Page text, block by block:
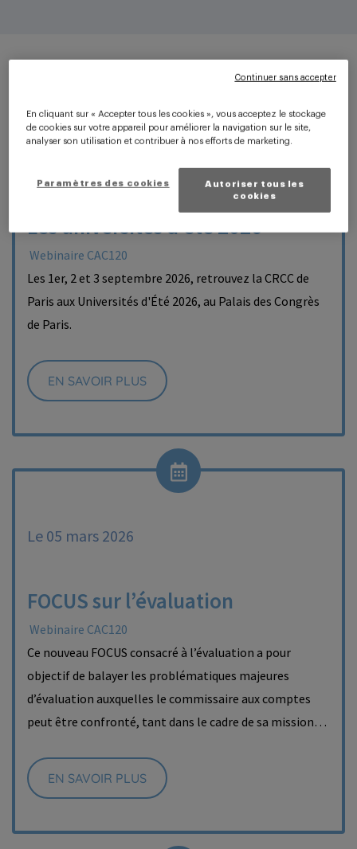
Les universités d’été 2026
Webinaire CAC120
Les 1er, 2 et 3 septembre 2026, retrouvez la CRCC de
Paris aux Universités d'Été 2026, au Palais des Congrès
de Paris.
EN SAVOIR PLUS
Le 05 mars 2026
FOCUS sur l’évaluation
Webinaire CAC120
Ce nouveau FOCUS consacré à l’évaluation a pour
objectif de balayer les problématiques majeures
d’évaluation auxquelles le commissaire aux comptes
peut être confronté, tant dans le cadre de sa mission…
EN SAVOIR PLUS
En cliquant sur « Accepter tous les cookies », vous acceptez le stockage
de cookies sur votre appareil pour améliorer la navigation sur le site,
analyser son utilisation et contribuer à nos efforts de marketing.
Autoriser tous les
cookies
Paramètres des cookies
Continuer sans accepter